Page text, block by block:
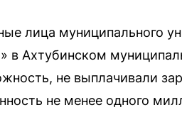
лица муниципального
в Ахтубинском
не выплачивали
не менее одного